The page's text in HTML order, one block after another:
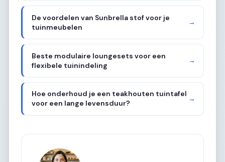
De voordelen van Sunbrella stof voor je
tuinmeubelen
→
Beste modulaire loungesets voor een
flexibele tuinindeling
→
Hoe onderhoud je een teakhouten tuintafel
voor een lange levensduur?
→